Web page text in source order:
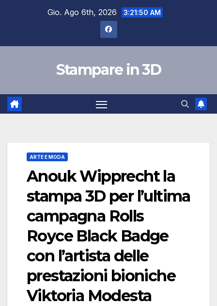
Gio. Ago 6th, 2026 3:21:51 AM
Stampare in 3D
ARTE E MODA
Anouk Wipprecht la
stampa 3D per l’ultima
campagna Rolls
Royce Black Badge
con l’artista delle
prestazioni bioniche
Viktoria Modesta